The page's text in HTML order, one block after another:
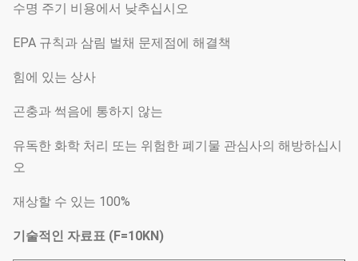
수명 주기 비용에서 낮추십시오
EPA 규칙과 삼림 벌채 문제점에 해결책
힘에 있는 상사
곤충과 썩음에 통하지 않는
유독한 화학 처리 또는 위험한 폐기물 관심사의 해방하십시
오
재상할 수 있는 100%
기술적인 자료표 (F=10KN)